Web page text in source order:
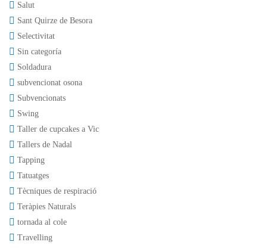
Salut
Sant Quirze de Besora
Selectivitat
Sin categoría
Soldadura
subvencionat osona
Subvencionats
Swing
Taller de cupcakes a Vic
Tallers de Nadal
Tapping
Tatuatges
Tècniques de respiració
Teràpies Naturals
tornada al cole
Travelling